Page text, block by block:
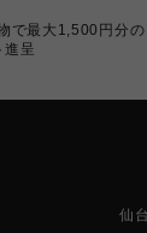
で最大1,500円分の
進呈
仙